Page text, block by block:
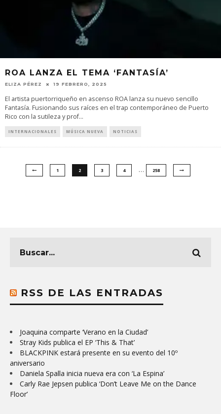
ROA LANZA EL TEMA ‘FANTASÍA’
ELIZA PÉREZ 19 FEBRERO, 2025
El artista puertorriqueño en ascenso ROA lanza su nuevo sencillo
Fantasía. Fusionando sus raíces en el trap contemporáneo de Puerto
Rico con la sutileza y prof...
INTERNACIONALES MÚSICA NUEVA NOTICIAS
1 2 3 4 … 258
RSS DE LAS ENTRADAS
Joaquina comparte ‘Verano en la Ciudad’
Stray Kids publica el EP ‘This & That’
BLACKPINK estará presente en su evento del 10º
aniversario
Daniela Spalla inicia nueva era con ‘La Espina’
Carly Rae Jepsen publica ‘Don’t Leave Me on the Dance
Floor’